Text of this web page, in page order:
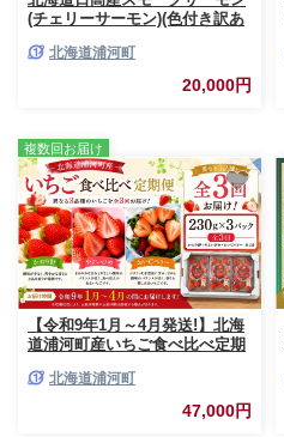
(チェリーサーモン)(色付き訳あ
北海道浦河町
20,000円
複数回お届け
【令和9年1月～4月発送!】北海
道浦河町産いちご食べ比べ定期
北海道浦河町
47,000円